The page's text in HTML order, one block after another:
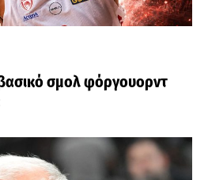
βασικό σμολ φόργουορντ